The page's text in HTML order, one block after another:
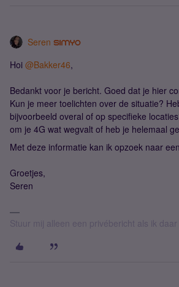
Seren
Hoi @Bakker46,
Bedankt voor je bericht. Goed dat je hier
Kun je meer toelichten over de situatie?
bijvoorbeeld overal of op specifieke
om je 4G wat wegvalt of heb je helemaal
Met deze informatie kan ik opzoek naar
Groetjes,
Seren
Stuur mij alleen een privébericht als ik